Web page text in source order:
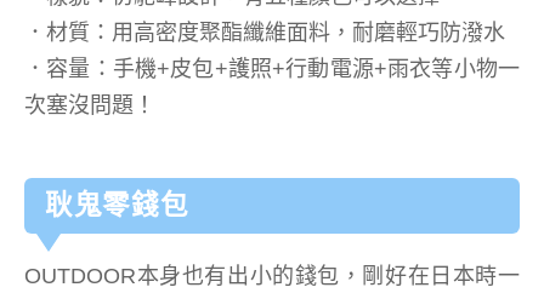
．材質：用高密度聚酯纖維面料，耐磨輕巧防潑水
．容量：手機+皮包+護照+行動電源+雨衣等小物一
次塞沒問題！
耿鬼零錢包
OUTDOOR本身也有出小的錢包，剛好在日本時一